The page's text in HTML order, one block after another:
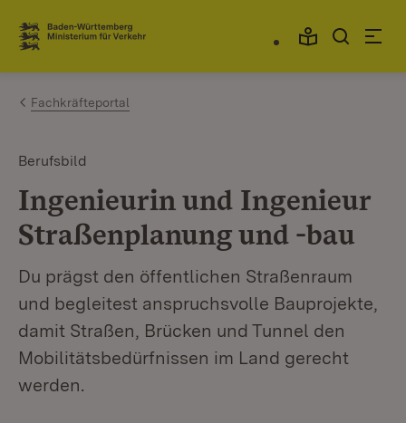
Zum Inhalt springen
Link zur Startseite
Fachkräfteportal
Berufsbild
Ingenieurin und Ingenieur
Straßenplanung und -bau
Du prägst den öffentlichen Straßenraum
und begleitest anspruchsvolle Bauprojekte,
damit Straßen, Brücken und Tunnel den
Mobilitätsbedürfnissen im Land gerecht
werden.